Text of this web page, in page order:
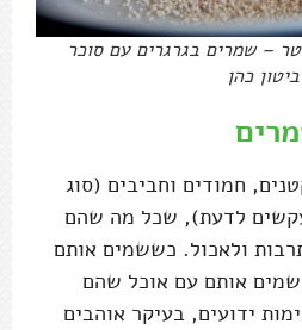
– שמרים בגרגרים עם סוכר
כהן
חמודים וחביבים (סוג
לדעת), שכל מה שהם
ולאכול. כששמים אותם
אותם עם אוכל שהם
ידועים, בעיקר אוהבים